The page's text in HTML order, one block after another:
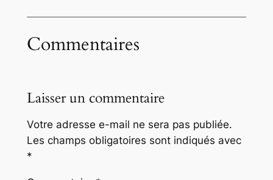
Commentaires
Laisser un commentaire
Votre adresse e-mail ne sera pas publiée.
Les champs obligatoires sont indiqués avec
*